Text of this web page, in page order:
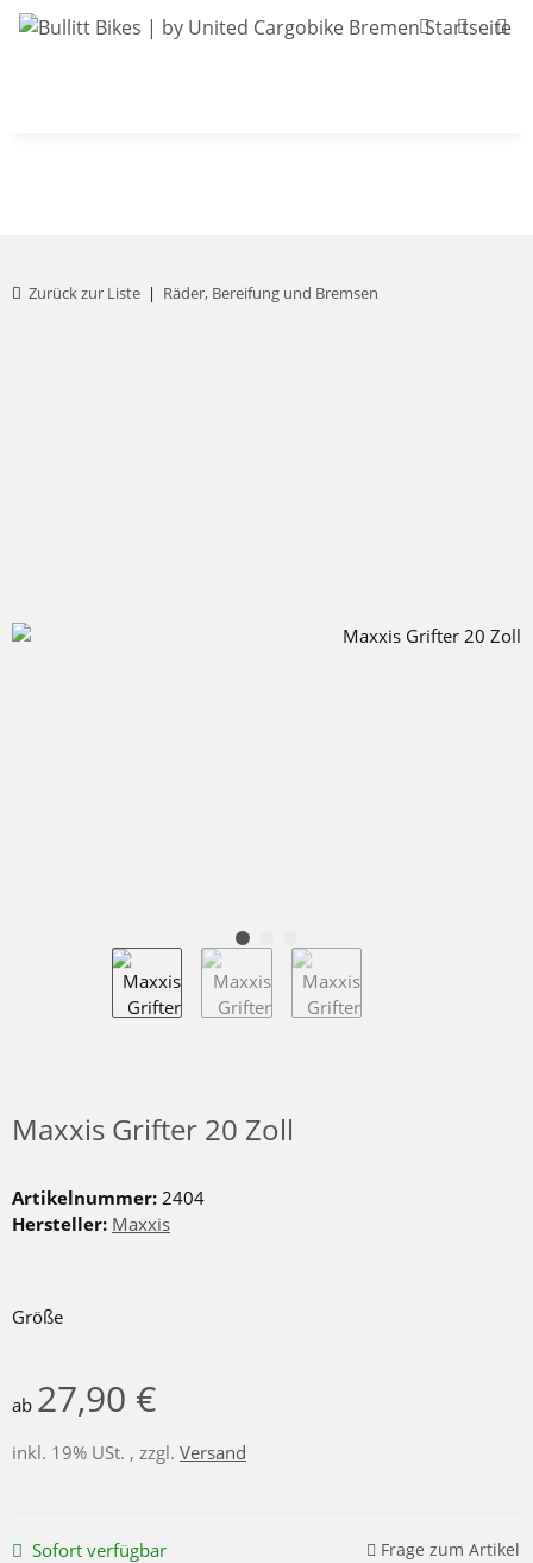
Zurück zur Liste Räder, Bereifung und Bremsen
Maxxis Grifter 20 Zoll
Artikelnummer: 2404
Hersteller: Maxxis
Größe
ab 27,90 €
inkl. 19% USt. , zzgl. Versand
Sofort verfügbar Frage zum Artikel